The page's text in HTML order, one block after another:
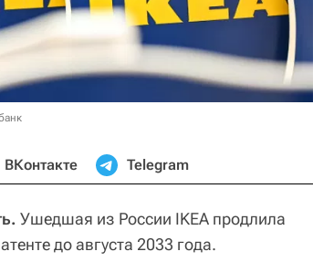
ВКонтакте Telegram
Ушедшая из России IKEA продлила
до августа 2033 года.